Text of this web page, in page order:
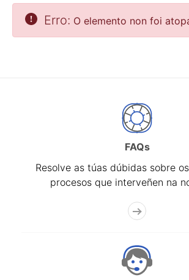
Erro: O elemento non foi
FAQs
Resolve as túas dúbidas sobre
procesos que interveñen na